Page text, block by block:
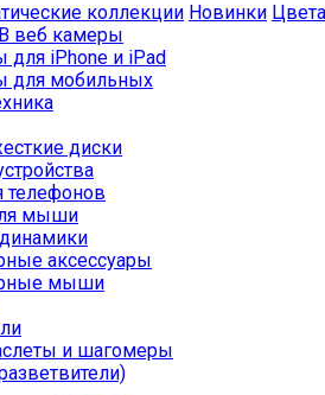
коллекции Новинки Цвета
веб камеры
для iPhone и iPad
для мобильных
диски
телефонов
мыши
аксессуары
мыши
и шагомеры